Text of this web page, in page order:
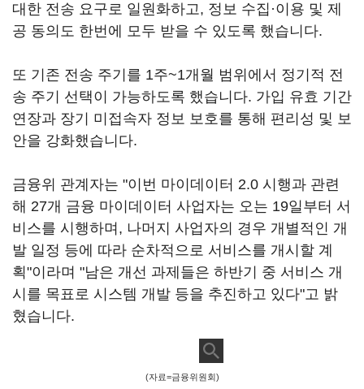
대한 전송 요구로 일원화하고, 정보 수집·이용 및 제
공 동의도 한번에 모두 받을 수 있도록 했습니다.
또 기존 전송 주기를 1주~1개월 범위에서 정기적 전
송 주기 선택이 가능하도록 했습니다. 가입 유효 기간
연장과 장기 미접속자 정보 보호를 통해 편리성 및 보
안을 강화했습니다.
금융위 관계자는 "이번 마이데이터 2.0 시행과 관련
해 27개 금융 마이데이터 사업자는 오는 19일부터 서
비스를 시행하며, 나머지 사업자의 경우 개별적인 개
발 일정 등에 따라 순차적으로 서비스를 개시할 계
획"이라며 "남은 개선 과제들은 하반기 중 서비스 개
시를 목표로 시스템 개발 등을 추진하고 있다"고 밝
혔습니다.
(자료=금융위원회)